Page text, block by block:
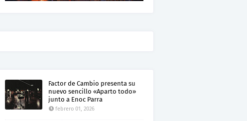
Factor de Cambio presenta su
nuevo sencillo «Aparto todo»
junto a Enoc Parra
febrero 01, 2026